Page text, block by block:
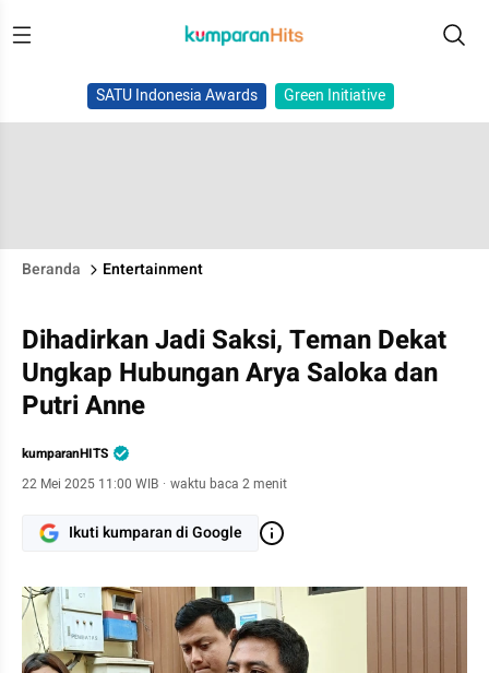
SATU Indonesia Awards Green Initiative
Beranda Entertainment
Dihadirkan Jadi Saksi, Teman Dekat
Ungkap Hubungan Arya Saloka dan
Putri Anne
kumparanHITS
22 Mei 2025 11:00 WIB · waktu baca 2 menit
Ikuti kumparan di Google